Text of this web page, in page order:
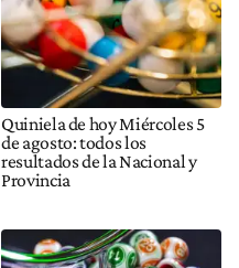
Quiniela de hoy Miércoles 5
de agosto: todos los
resultados de la Nacional y
Provincia